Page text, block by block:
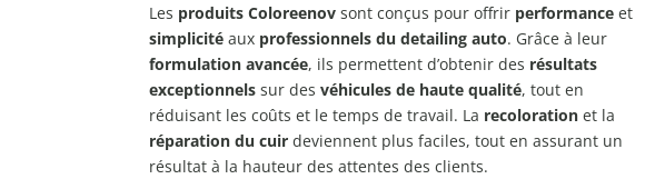
Les produits Coloreenov sont conçus pour offrir performance et
simplicité aux professionnels du detailing auto. Grâce à leur
formulation avancée, ils permettent d’obtenir des résultats
exceptionnels sur desvéhicules de haute qualité, tout en
réduisant les coûts et le temps de travail. La recoloration et la
réparation du cuir deviennent plus faciles, tout en assurant un
résultat à la hauteur des attentes des clients.